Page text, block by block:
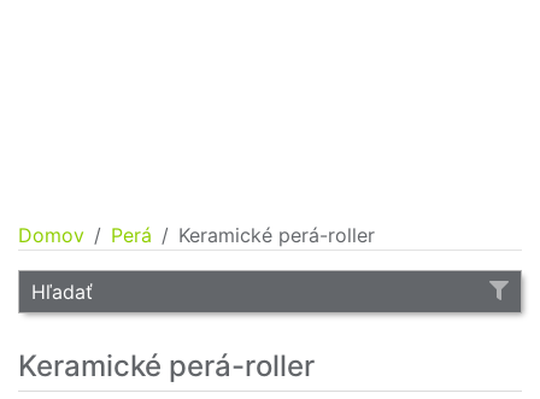
Domov Perá Keramické perá-roller
Hľadať
Keramické perá-roller